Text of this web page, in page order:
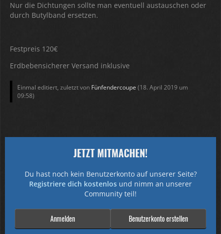
Nur die Dichtungen sollte man eventuell austauschen oder
durch Butylband ersetzen.
Festpreis 120€
Erdbebensicherer Versand inklusive
Einmal editiert, zuletzt von Fünfendercoupe (18. April 2019 um
09:58)
JETZT MITMACHEN!
Du hast noch kein Benutzerkonto auf unserer Seite?
Registriere dich kostenlos und nimm an unserer
Community teil!
Benutzerkonto erstellen
Anmelden